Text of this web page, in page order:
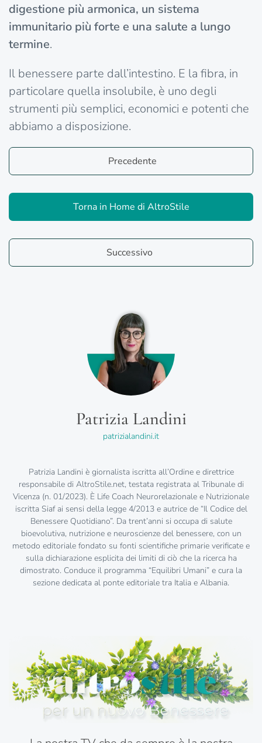
digestione più armonica, un sistema
immunitario più forte e una salute a lungo
termine.
Il benessere parte dall’intestino. E la fibra, in
particolare quella insolubile, è uno degli
strumenti più semplici, economici e potenti che
abbiamo a disposizione.
Precedente
Torna in Home di AltroStile
Successivo
Patrizia Landini
patrizialandini.it
Patrizia Landini è giornalista iscritta all’Ordine e direttrice
responsabile di AltroStile.net, testata registrata al Tribunale di
Vicenza (n. 01/2023). È Life Coach Neurorelazionale e Nutrizionale
iscritta Siaf ai sensi della legge 4/2013 e autrice de “Il Codice del
Benessere Quotidiano”. Da trent’anni si occupa di salute
bioevolutiva, nutrizione e neuroscienze del benessere, con un
metodo editoriale fondato su fonti scientifiche primarie verificate e
sulla dichiarazione esplicita dei limiti di ciò che la ricerca ha
dimostrato. Conduce il programma “Equilibri Umani” e cura la
sezione dedicata al ponte editoriale tra Italia e Albania.